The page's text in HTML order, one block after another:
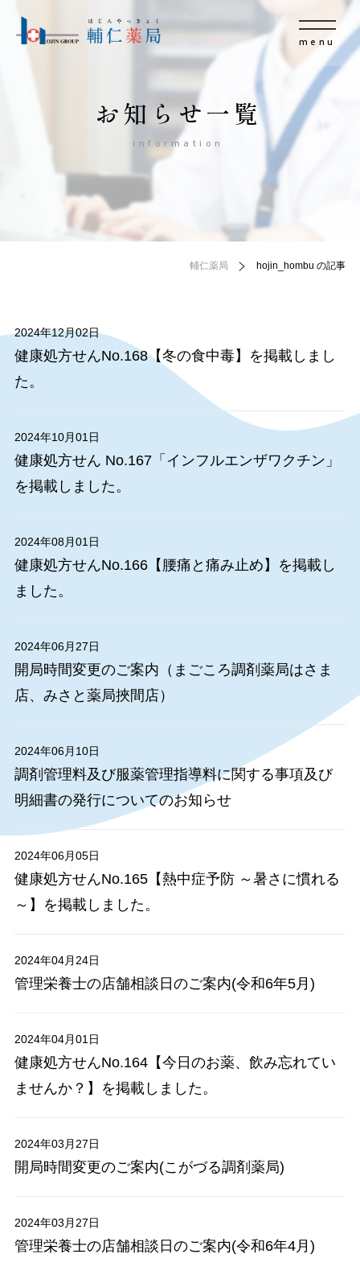
menu
お知らせ一覧
information
輔仁薬局 hojin_hombu の記事
2024年12月02日
健康処方せんNo.168【冬の食中毒】を掲載しまし
た。
2024年10月01日
健康処方せん No.167「インフルエンザワクチン」
を掲載しました。
2024年08月01日
健康処方せんNo.166【腰痛と痛み止め】を掲載し
ました。
2024年06月27日
開局時間変更のご案内（まごころ調剤薬局はさま
店、みさと薬局挾間店）
2024年06月10日
調剤管理料及び服薬管理指導料に関する事項及び
明細書の発行についてのお知らせ
2024年06月05日
健康処方せんNo.165【熱中症予防 ～暑さに慣れる
～】を掲載しました。
2024年04月24日
管理栄養士の店舗相談日のご案内(令和6年5月)
2024年04月01日
健康処方せんNo.164【今日のお薬、飲み忘れてい
ませんか？】を掲載しました。
2024年03月27日
開局時間変更のご案内(こがづる調剤薬局)
2024年03月27日
管理栄養士の店舗相談日のご案内(令和6年4月)